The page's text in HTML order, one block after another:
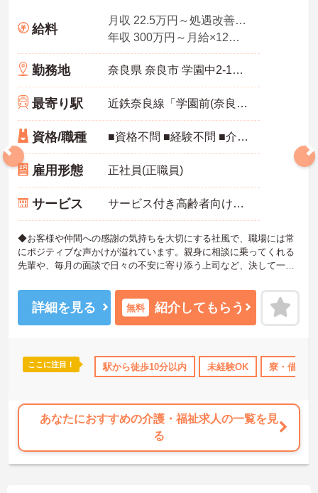
住宅手当・補助 無資格OK 日勤のみ 資格取得サポー
給料
月収 22.5万円～処遇改善手当、特定処遇手当、業務手当
年収 300万円～月給×12ヶ月＋賞与
勤務地 奈良県 奈良市 学園中2-1305-2
最寄り駅 近鉄奈良線「学園前(奈良)駅」徒歩6分
資格/職種 ■資格不問 ■経験不問 ■介護職員初任者研修（ヘルパー2級）以上あれば尚可
雇用形態 正社員(正職員)
サービス サービス付き高齢者向け住宅（サ高住）
◆お客様や仲間への感謝の気持ちを大切にする社風で、職場には常
にポジティブな声かけが溢れています。親身に相談に乗ってくれる
先輩や、毎月の面談で日々の不安に寄り添う上司など、決して一人
社でも自然と馴染める職場です。
◆無資格からでもプロフェッショナルを目指せる「資格取得支援制
度」を完備しています。初任者研修から国家資格である介護福祉士
◆法人独自の介護技術認定制度「ケアマイスター」により、身につ
けたスキルを5段階でしっかり評価し手当で還元。さらに「目標管理
詳細を見る 無料 紹介してもらう
ここに注目！ 駅から徒歩10分以内 未経験OK 寮・借り上
あなたにおすすめの介護・福祉求人の一覧を見
る